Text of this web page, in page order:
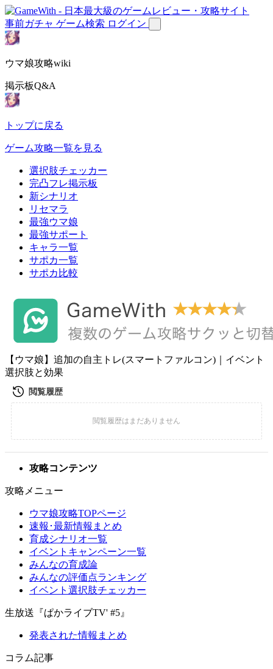
事前ガチャ ゲーム検索 ログイン
ウマ娘攻略wiki
掲示板Q&A
トップに戻る
ゲーム攻略一覧を見る
選択肢チェッカー
完凸フレ掲示板
新シナリオ
リセマラ
最強ウマ娘
最強サポート
キャラ一覧
サポカ一覧
サポカ比較
【ウマ娘】追加の自主トレ(スマートファルコン)｜イベント
選択肢と効果
攻略コンテンツ
攻略メニュー
ウマ娘攻略TOPページ
速報･最新情報まとめ
育成シナリオ一覧
イベントキャンペーン一覧
みんなの育成論
みんなの評価点ランキング
イベント選択肢チェッカー
生放送『ぱかライブTV' #5』
発表された情報まとめ
コラム記事